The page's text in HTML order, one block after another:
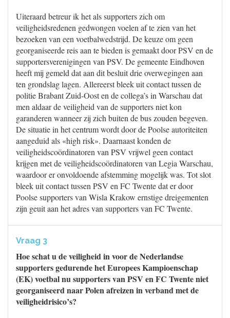
Uiteraard betreur ik het als supporters zich om
veiligheidsredenen gedwongen voelen af te zien van het
bezoeken van een voetbalwedstrijd. De keuze om geen
georganiseerde reis aan te bieden is gemaakt door PSV en de
supportersverenigingen van PSV. De gemeente Eindhoven
heeft mij gemeld dat aan dit besluit drie overwegingen aan
ten grondslag lagen. Allereerst bleek uit contact tussen de
politie Brabant Zuid-Oost en de collega’s in Warschau dat
men aldaar de veiligheid van de supporters niet kon
garanderen wanneer zij zich buiten de bus zouden begeven.
De situatie in het centrum wordt door de Poolse autoriteiten
aangeduid als «high risk». Daarnaast konden de
veiligheidscoördinatoren van PSV vrijwel geen contact
krijgen met de veiligheidscoördinatoren van Legia Warschau,
waardoor er onvoldoende afstemming mogelijk was. Tot slot
bleek uit contact tussen PSV en FC Twente dat er door
Poolse supporters van Wisla Krakow ernstige dreigementen
zijn geuit aan het adres van supporters van FC Twente.
Vraag 3
Hoe schat u de veiligheid in voor de Nederlandse
supporters gedurende het Europees Kampioenschap
(EK) voetbal nu supporters van PSV en FC Twente niet
georganiseerd naar Polen afreizen in verband met de
veiligheidrisico’s?